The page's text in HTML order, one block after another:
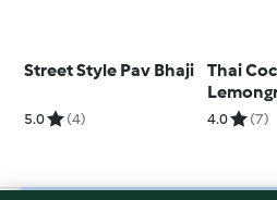
Street Style Pav Bhaji
5.0 (4)
Thai
Soup
4.0 (7)